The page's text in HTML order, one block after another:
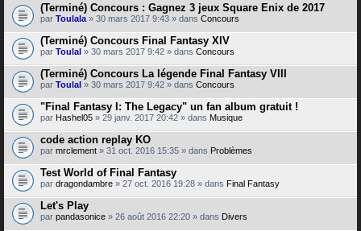
(Terminé) Concours : Gagnez 3 jeux Square Enix de 2017
par Toulala » 30 mars 2017 9:43 » dans Concours
(Terminé) Concours Final Fantasy XIV
par Toulal » 30 mars 2017 9:42 » dans Concours
(Terminé) Concours La légende Final Fantasy VIII
par Toulal » 30 mars 2017 9:42 » dans Concours
"Final Fantasy I: The Legacy" un fan album gratuit !
par Hashel05 » 29 janv. 2017 20:42 » dans Musique
code action replay KO
par mrclement » 31 oct. 2016 15:35 » dans Problèmes
Test World of Final Fantasy
par dragondambre » 27 oct. 2016 19:28 » dans Final Fantasy
Let's Play
par pandasonice » 26 août 2016 22:20 » dans Divers